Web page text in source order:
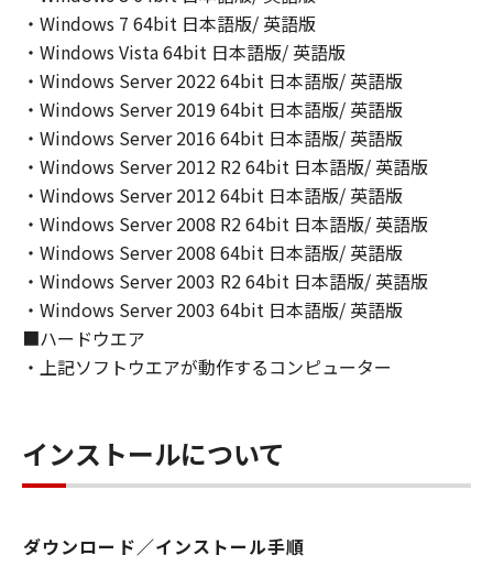
(2) キヤノン、キヤノンのライセンサー、キヤノ
ンの子会社、キヤノンの関連会社、それらの販
売代理店または販売店のいずれも、「本ソフト
ウェア」の使用または使用不能から生ずるいか
なる損害（逸失利益およびその他の派生的また
は付随的な損害を含むがこれらに限定されない
全ての損害を言います。）について、適用法で
認められる限り、一切の責任を負わないものと
します。たとえ、キヤノン、キヤノンのライセ
ンサー、キヤノンの子会社、キヤノンの関連会
社、それらの販売代理店または販売店がかかる
損害の可能性について知らされていた場合でも
同様です。
(3) キヤノン、キヤノンのライセンサー、キヤノ
ンの子会社、キヤノンの関連会社、それらの販
ウェア」、または「本ソフトウェア」の使用に
起因または関連してお客様と第三者との間に生
じたいかなる紛争についても、一切責任を負わ
８．契約期間
・Windows 7 64bit 日本語版/ 英語版
・Windows Vista 64bit 日本語版/ 英語版
・Windows Server 2022 64bit 日本語版/ 英語版
・Windows Server 2019 64bit 日本語版/ 英語版
・Windows Server 2016 64bit 日本語版/ 英語版
・Windows Server 2012 R2 64bit 日本語版/ 英語版
・Windows Server 2012 64bit 日本語版/ 英語版
・Windows Server 2008 R2 64bit 日本語版/ 英語版
・Windows Server 2008 64bit 日本語版/ 英語版
・Windows Server 2003 R2 64bit 日本語版/ 英語版
・Windows Server 2003 64bit 日本語版/ 英語版
■ハードウエア
・上記ソフトウエアが動作するコンピューター
インストールについて
ダウンロード／インストール手順